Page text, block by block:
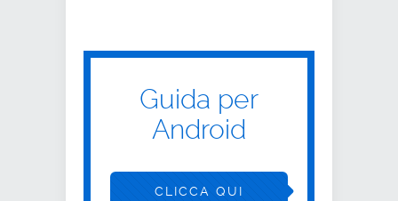
Guida per
Android
CLICCA QUI